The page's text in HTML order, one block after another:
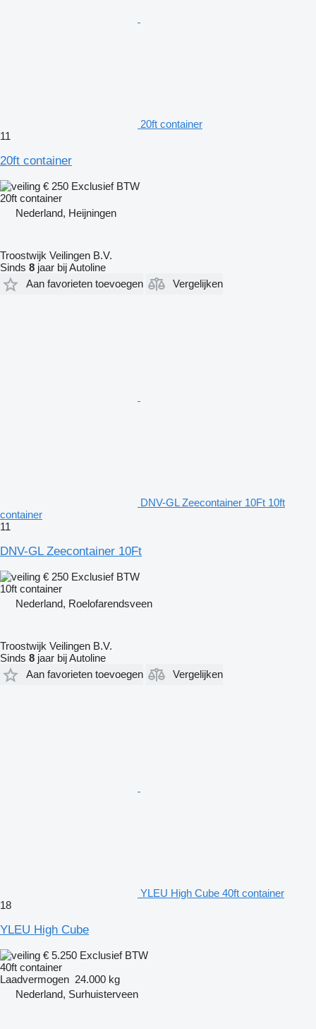
20ft container
11
20ft container
€ 250 Exclusief BTW
20ft container
Nederland, Heijningen
Troostwijk Veilingen B.V.
Sinds 8 jaar bij Autoline
Aan favorieten toevoegen
Vergelijken
DNV-GL Zeecontainer 10Ft 10ft
container
11
DNV-GL Zeecontainer 10Ft
€ 250 Exclusief BTW
10ft container
Nederland, Roelofarendsveen
Troostwijk Veilingen B.V.
Sinds 8 jaar bij Autoline
Aan favorieten toevoegen
Vergelijken
YLEU High Cube 40ft container
18
YLEU High Cube
€ 5.250 Exclusief BTW
40ft container
Laadvermogen 24.000 kg
Nederland, Surhuisterveen